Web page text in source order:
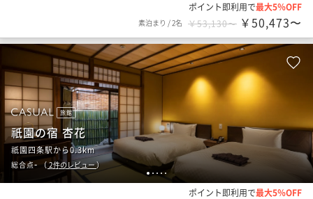
ポイント即利用で最大5％OFF
素泊まり /2名 ￥53,130〜 ￥50,473〜
1 2 3 4 5
旅館
祇園の宿 杏花
祇園四条駅から0.3km
総合点-（2件のレビュー）
ポイント即利用で最大5％OFF